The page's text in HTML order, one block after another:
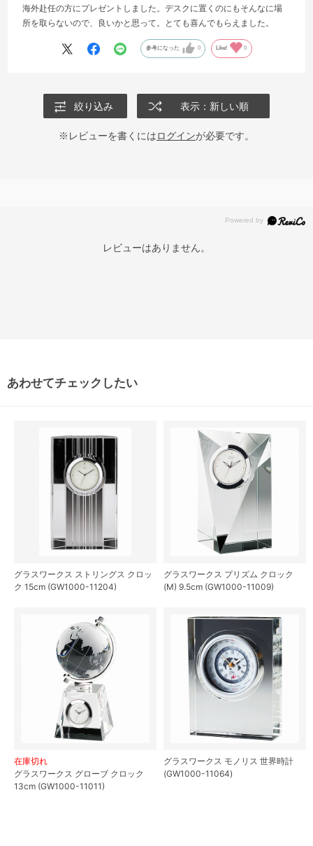
海外赴任の方にプレゼントしました。デスクに置くのにもそんなに場
所を取らないので、良いかと思って。とても喜んでもらえました。
参考になった 0 Like! 0
絞り込み 表示：新しい順
※レビューを書くにはログインが必要です。
レビューはありません。
あわせてチェックしたい
グラスワークス ストリングス クロッ
ク 15cm (GW1000-11204)
グラスワークス プリズム クロック
(M) 9.5cm (GW1000-11009)
在庫切れ
グラスワークス グローブ クロック
13cm (GW1000-11011)
グラスワークス モノリス 世界時計
(GW1000-11064)